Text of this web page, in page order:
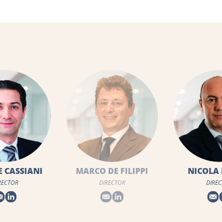
FILIPPI NICOLA MAINO
DIRECTOR
CLAUDE